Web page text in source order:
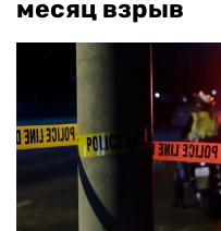
месяц взрыв